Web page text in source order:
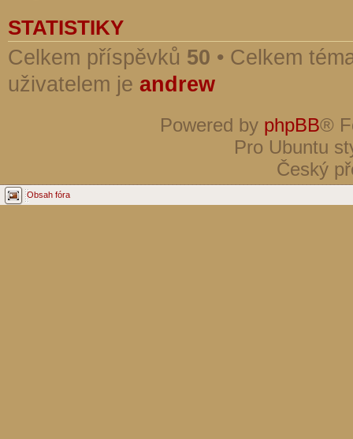
STATISTIKY
Celkem příspěvků 50 • Celkem
uživatelem je andrew
Powered by phpBB®
Pro Ubuntu
Český
Obsah fóra